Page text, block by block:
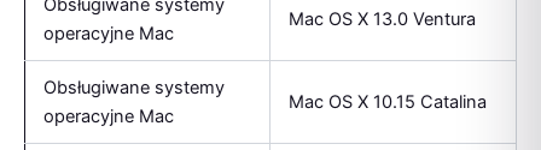
Obsługiwane systemy
operacyjne Mac
Mac OS X 13.0 Ventura
Obsługiwane systemy
operacyjne Mac
Mac OS X 10.15 Catalina